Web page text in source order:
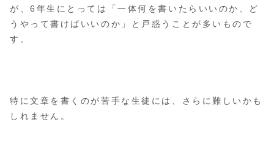
が、6年生にとっては「一体何を書いたらいいのか、ど
うやって書けばいいのか」と戸惑うことが多いもので
す。
特に文章を書くのが苦手な生徒には、さらに難しいかも
しれません。